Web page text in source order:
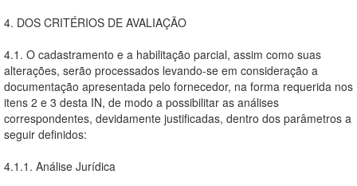
4. DOS CRITÉRIOS DE AVALIAÇÃO
4.1. O cadastramento e a habilitação parcial, assim como suas
alterações, serão processados levando-se em consideração a
documentação apresentada pelo fornecedor, na forma requerida nos
itens 2 e 3 desta IN, de modo a possibilitar as análises
correspondentes, devidamente justificadas, dentro dos parâmetros a
seguir definidos:
4.1.1. Análise Jurídica